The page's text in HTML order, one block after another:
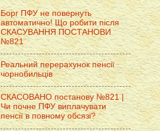
Борг ПФУ не повернуть
автоматично! Що робити після
СКАСУВАННЯ ПОСТАНОВИ
№821
Реальний перерахунок пенсії
чорнобильців
СКАСОВАНО постанову №821 |
Чи почне ПФУ виплачувати
пенсії в повному обсязі?